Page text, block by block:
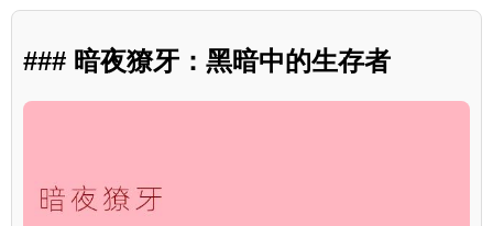
### 暗夜獠牙：黑暗中的生存者